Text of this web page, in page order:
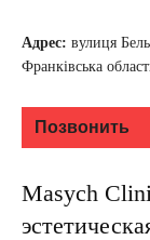
Адрес: вулиця
Франківська
Позвонить
Masych